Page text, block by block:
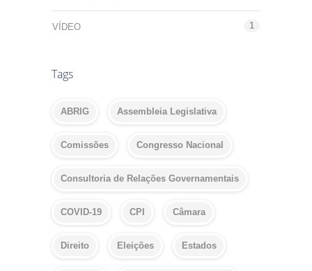
VÍDEO 1
Tags
ABRIG Assembleia Legislativa
Comissões Congresso Nacional
Consultoria de Relações Governamentais
COVID-19 CPI Câmara
Direito Eleições Estados